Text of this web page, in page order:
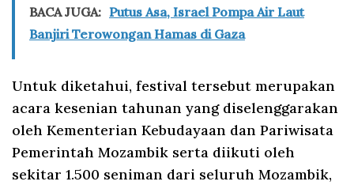
BACA JUGA: Putus Asa, Israel Pompa Air Laut
Banjiri Terowongan Hamas di Gaza
Untuk diketahui, festival tersebut merupakan
acara kesenian tahunan yang diselenggarakan
oleh Kementerian Kebudayaan dan Pariwisata
Pemerintah Mozambik serta diikuti oleh
sekitar 1.500 seniman dari seluruh Mozambik,